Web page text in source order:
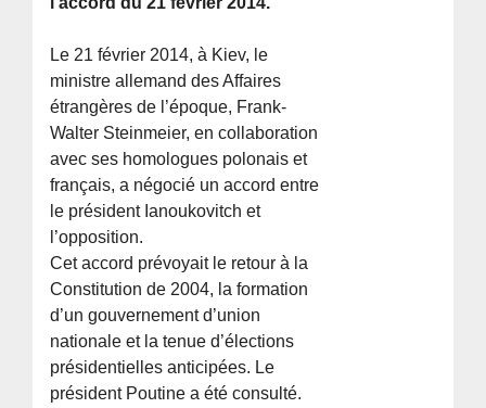
Le 21 février 2014, à Kiev, le
ministre allemand des Affaires
étrangères de l’époque, Frank-
Walter Steinmeier, en collaboration
avec ses homologues polonais et
français, a négocié un accord entre
le président Ianoukovitch et
l’opposition.
Cet accord prévoyait le retour à la
Constitution de 2004, la formation
d’un gouvernement d’union
nationale et la tenue d’élections
présidentielles anticipées. Le
président Poutine a été consulté.